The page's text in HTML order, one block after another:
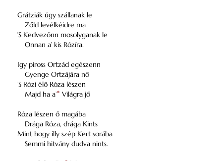
Grátziák úgy szállanak le
Zőld levélkéidre ma
’S Kedvezőnn mosolyganak le
Onnan a’ kis Rózíra.
Igy piross Ortzád egészenn
Gyenge Ortzájára nő
’S Rózi élő Róza lészen
Majd ha a’* Világra jő
Róza lészen ő magába
Drága Róza, drága Kints
Mint hogy illy szép Kert sorába
Semmi hitvány dudva nints.